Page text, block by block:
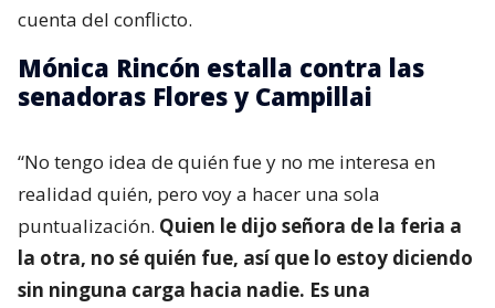
cuenta del conflicto.
Mónica Rincón estalla contra las
senadoras Flores y Campillai
“No tengo idea de quién fue y no me interesa en
realidad quién, pero voy a hacer una sola
puntualización. Quien le dijo señora de la feria a
la otra, no sé quién fue, así que lo estoy diciendo
sin ninguna carga hacia nadie. Es una